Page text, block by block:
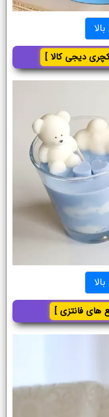
دیجی کالا ]
فانتزی ]